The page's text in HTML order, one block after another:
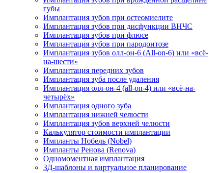
губы
Имплантация зубов при остеомиелите
Имплантация зубов при дисфункции ВНЧС
Имплантация зубов при флюсе
Имплантация зубов при пародонтозе
Имплантация зубов олл-он-6 (All-on-6) или «всё-
на-шести»
Имплантация передних зубов
Имплантация зуба после удаления
Имплантация олл-он-4 (all-on-4) или «всё-на-
четырёх»
Имплантация одного зуба
Имплантация нижней челюсти
Имплантация зубов верхней челюсти
Калькулятор стоимости имплантации
Импланты Нобель (Nobel)
Импланты Ренова (Renova)
Одномоментная имплантация
3Д-шаблоны и виртуальное планирование